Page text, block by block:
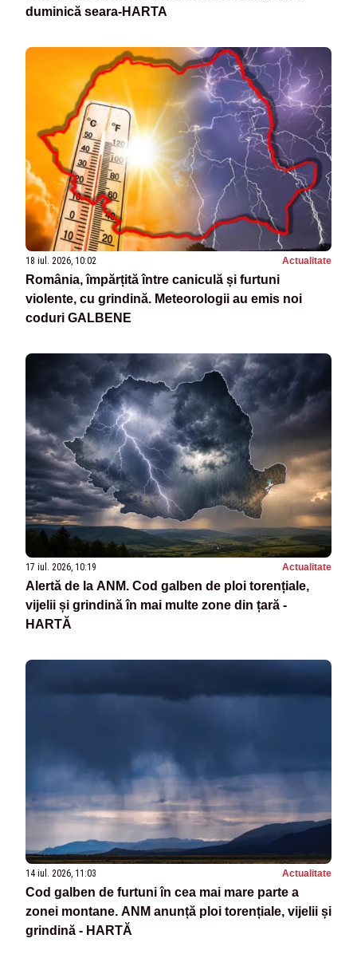
duminică seara-HARTA
18 iul. 2026, 10:02 Actualitate
România, împărțită între caniculă și furtuni
violente, cu grindină. Meteorologii au emis noi
coduri GALBENE
17 iul. 2026, 10:19 Actualitate
Alertă de la ANM. Cod galben de ploi torențiale,
vijelii și grindină în mai multe zone din țară -
HARTĂ
14 iul. 2026, 11:03 Actualitate
Cod galben de furtuni în cea mai mare parte a
zonei montane. ANM anunță ploi torențiale, vijelii și
grindină - HARTĂ